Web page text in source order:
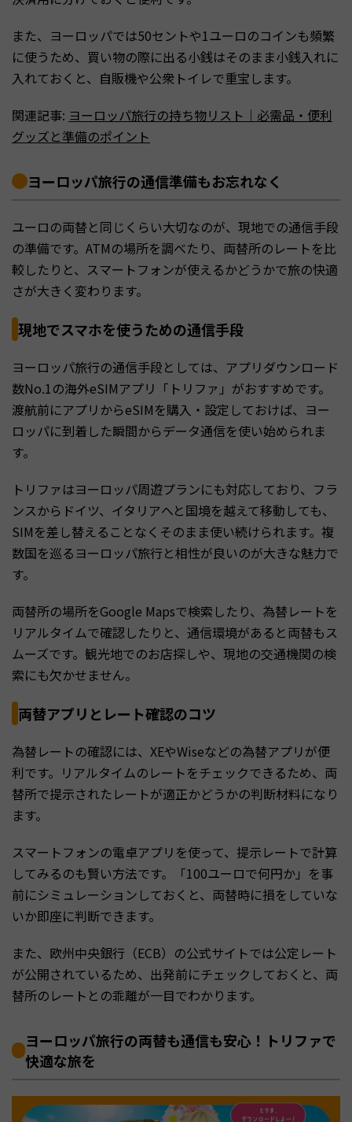
また、ヨーロッパでは50セントや1ユーロのコインも頻繁
に使うため、買い物の際に出る小銭はそのまま小銭入れに
入れておくと、自販機や公衆トイレで重宝します。
関連記事: ヨーロッパ旅行の持ち物リスト｜必需品・便利
グッズと準備のポイント
ヨーロッパ旅行の通信準備もお忘れなく
ユーロの両替と同じくらい大切なのが、現地での通信手段
の準備です。ATMの場所を調べたり、両替所のレートを比
較したりと、スマートフォンが使えるかどうかで旅の快適
さが大きく変わります。
現地でスマホを使うための通信手段
ヨーロッパ旅行の通信手段としては、アプリダウンロード
数No.1の海外eSIMアプリ「トリファ」がおすすめです。
渡航前にアプリからeSIMを購入・設定しておけば、ヨー
ロッパに到着した瞬間からデータ通信を使い始められま
す。
トリファはヨーロッパ周遊プランにも対応しており、フラ
ンスからドイツ、イタリアへと国境を越えて移動しても、
SIMを差し替えることなくそのまま使い続けられます。複
数国を巡るヨーロッパ旅行と相性が良いのが大きな魅力で
す。
両替所の場所をGoogle Mapsで検索したり、為替レートを
リアルタイムで確認したりと、通信環境があると両替もス
ムーズです。観光地でのお店探しや、現地の交通機関の検
索にも欠かせません。
両替アプリとレート確認のコツ
為替レートの確認には、XEやWiseなどの為替アプリが便
利です。リアルタイムのレートをチェックできるため、両
替所で提示されたレートが適正かどうかの判断材料になり
ます。
スマートフォンの電卓アプリを使って、提示レートで計算
してみるのも賢い方法です。「100ユーロで何円か」を事
前にシミュレーションしておくと、両替時に損をしていな
いか即座に判断できます。
また、欧州中央銀行（ECB）の公式サイトでは公定レート
が公開されているため、出発前にチェックしておくと、両
替所のレートとの乖離が一目でわかります。
ヨーロッパ旅行の両替も通信も安心！トリファで
快適な旅を